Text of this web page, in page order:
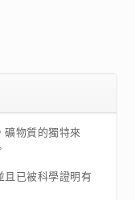
礦物質的獨特來
且已被科學證明有